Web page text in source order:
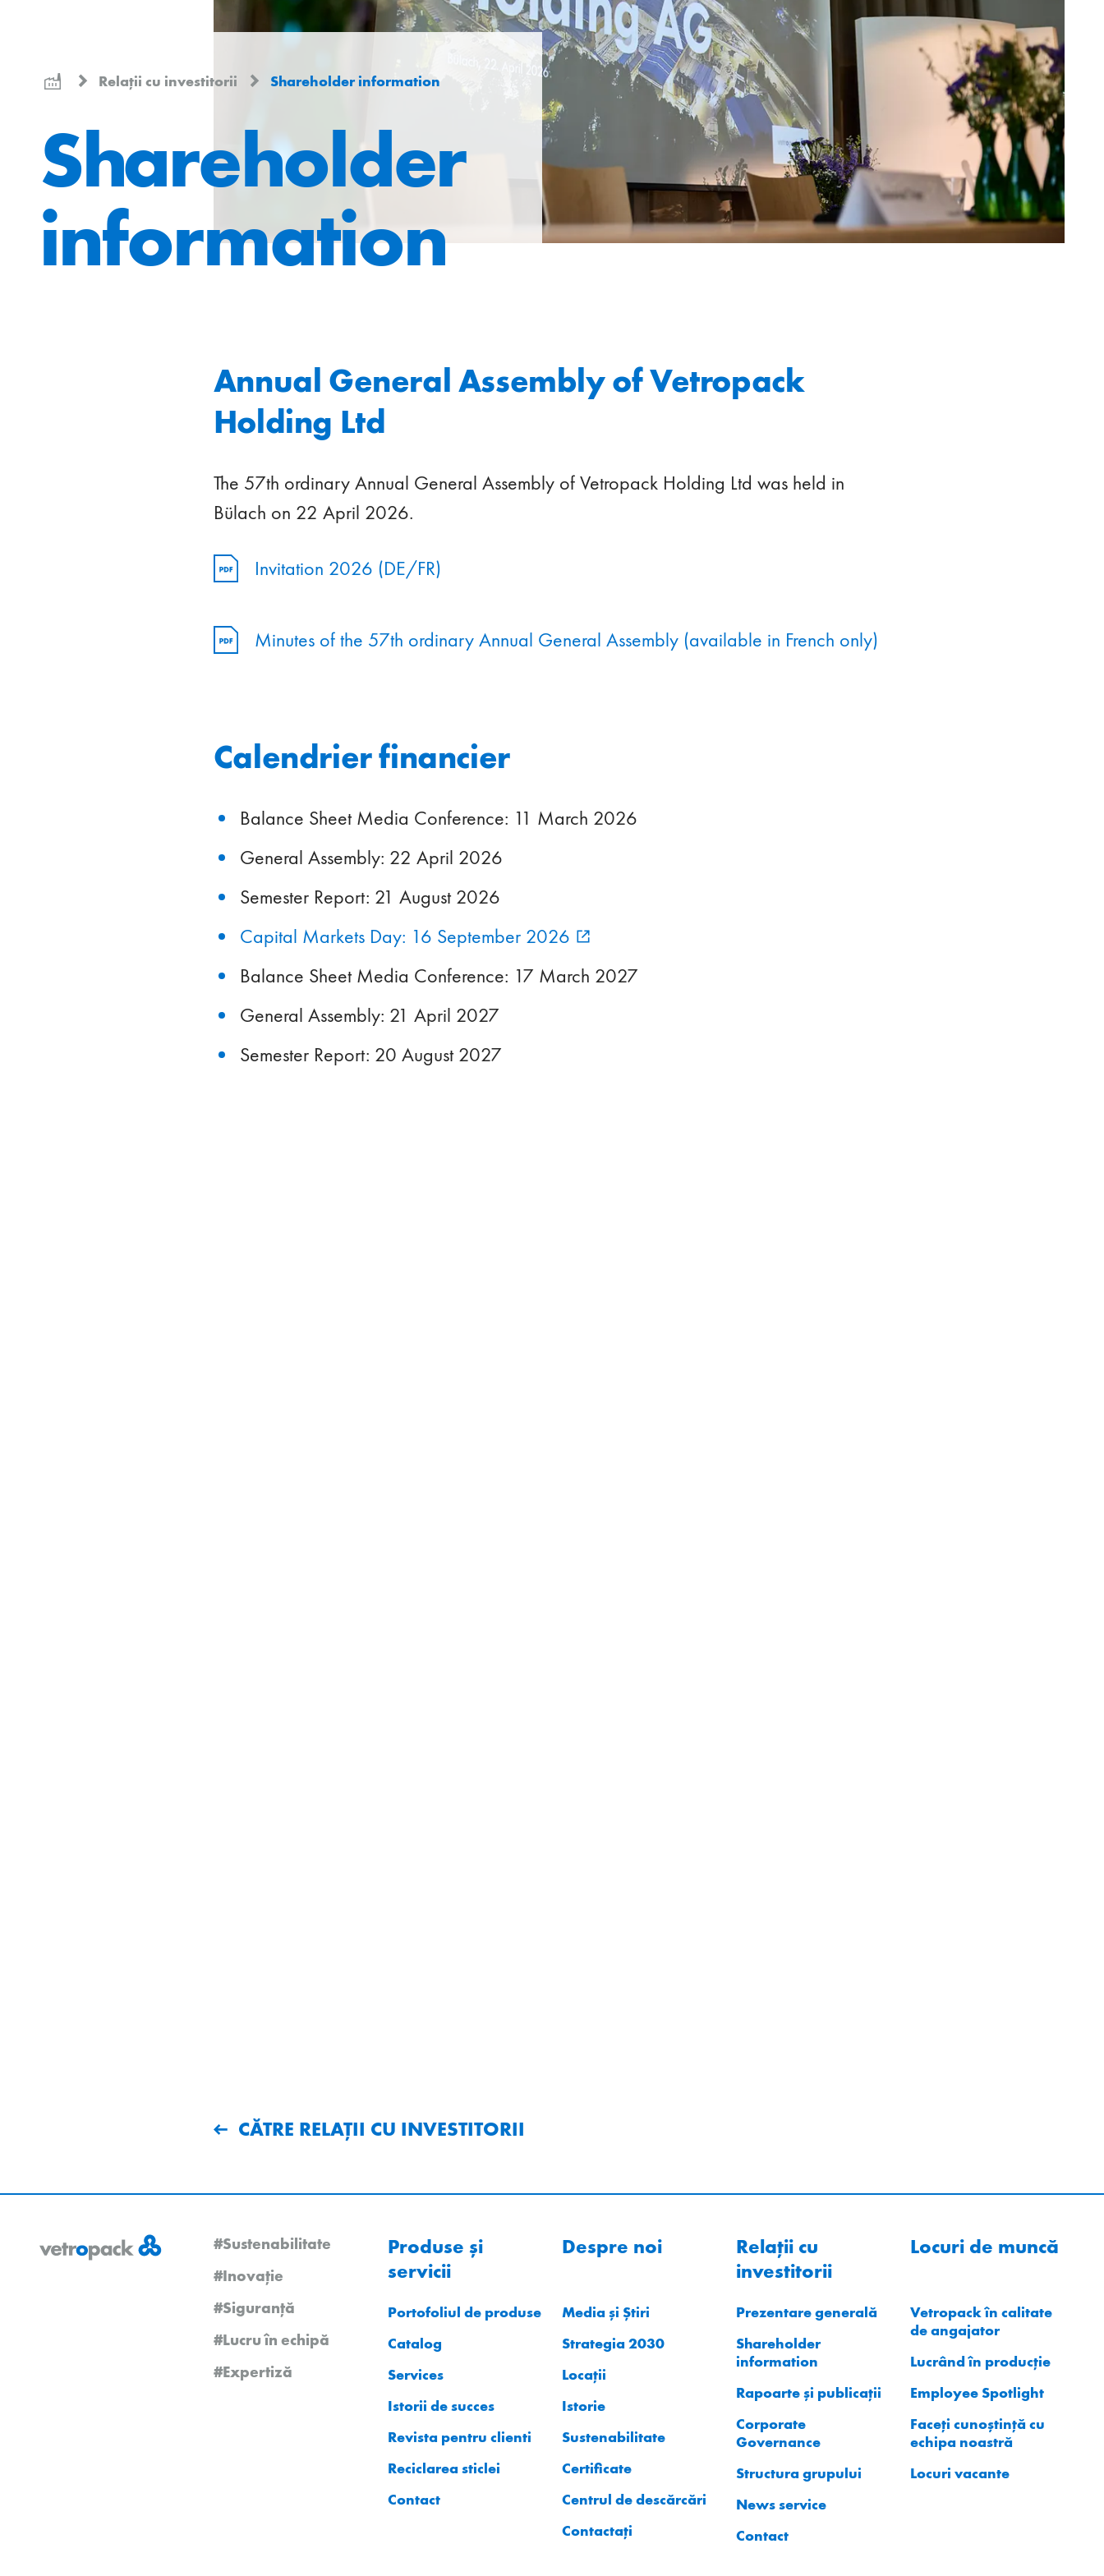
Relații cu investitorii Shareholder information
Shareholder
information
Annual General Assembly of Vetropack
Holding Ltd
The 57th ordinary Annual General Assembly of Vetropack Holding Ltd was held in
Bülach on 22 April 2026.
Invitation 2026 (DE/FR)
Minutes of the 57th ordinary Annual General Assembly (available in French only)
Calendrier financier
Balance Sheet Media Conference: 11 March 2026
General Assembly: 22 April 2026
Semester Report: 21 August 2026
Capital Markets Day: 16 September 2026
Balance Sheet Media Conference: 17 March 2027
General Assembly: 21 April 2027
Semester Report: 20 August 2027
CĂTRE RELAȚII CU INVESTITORII
#Sustenabilitate
#Inovație
#Siguranță
#Lucru în echipă
#Expertiză
Produse și
servicii
Portofoliul de produse
Catalog
Services
Istorii de succes
Revista pentru clienti
Reciclarea sticlei
Contact
Despre noi
Media și Știri
Strategia 2030
Locații
Istorie
Sustenabilitate
Certificate
Centrul de descărcări
Contactați
Relații cu
investitorii
Prezentare generală
Shareholder
information
Rapoarte și publicații
Corporate
Governance
Structura grupului
News service
Contact
Locuri de muncă
Vetropack în calitate
de angajator
Lucrând în producție
Employee Spotlight
Faceți cunoștință cu
echipa noastră
Locuri vacante